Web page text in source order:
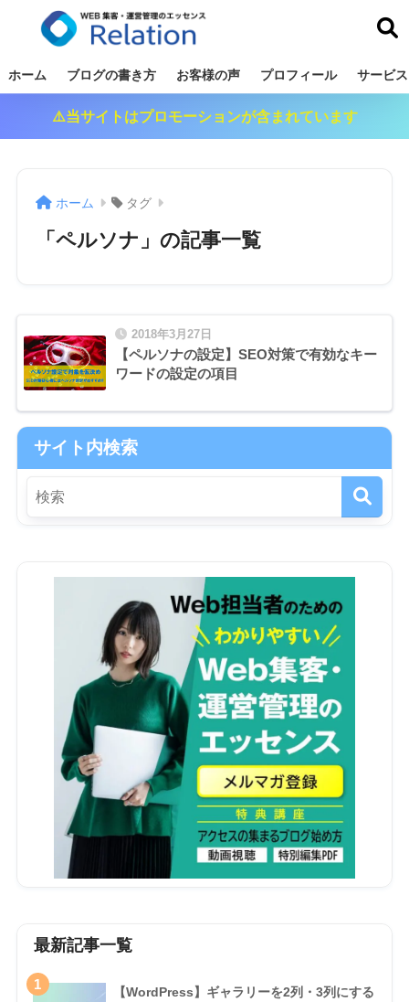
ホーム ブログの書き方 お客様の声 プロフィール サービ
⚠️当サイトはプロモーションが含まれています
ホーム タグ
「ペルソナ」の記事一覧
2018年3月27日
【ペルソナの設定】SEO対策で有効なキー
ワードの設定の項目
サイト内検索
最新記事一覧
1
【WordPress】ギャラリーを2列・3列にする